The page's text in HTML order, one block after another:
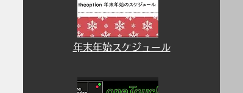
​年末年始スケジュール